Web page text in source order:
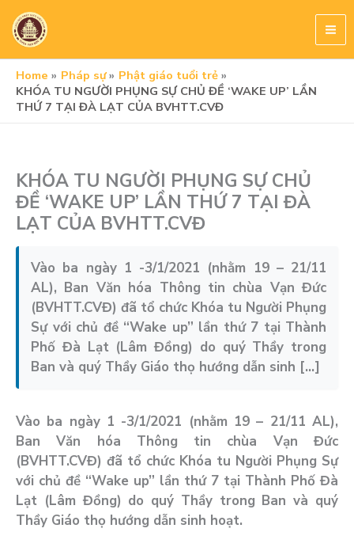
content
Home
Pháp sự
Phật giáo tuổi trẻ
KHÓA TU NGƯỜI PHỤNG SỰ CHỦ ĐỀ ‘WAKE UP’ LẦN
THỨ 7 TẠI ĐÀ LẠT CỦA BVHTT.CVĐ
KHÓA TU NGƯỜI PHỤNG SỰ CHỦ
ĐỀ ‘WAKE UP’ LẦN THỨ 7 TẠI ĐÀ
LẠT CỦA BVHTT.CVĐ
Vào ba ngày 1 -3/1/2021 (nhằm 19 – 21/11
AL), Ban Văn hóa Thông tin chùa Vạn Đức
(BVHTT.CVĐ) đã tổ chức Khóa tu Người Phụng
Sự với chủ đề “Wake up” lần thứ 7 tại Thành
Phố Đà Lạt (Lâm Đồng) do quý Thầy trong
Ban và quý Thầy Giáo thọ hướng dẫn sinh […]
Vào ba ngày 1 -3/1/2021 (nhằm 19 – 21/11 AL),
Ban Văn hóa Thông tin chùa Vạn Đức
(BVHTT.CVĐ) đã tổ chức Khóa tu Người Phụng Sự
với chủ đề “Wake up” lần thứ 7 tại Thành Phố Đà
Lạt (Lâm Đồng) do quý Thầy trong Ban và quý
Thầy Giáo thọ hướng dẫn sinh hoạt.